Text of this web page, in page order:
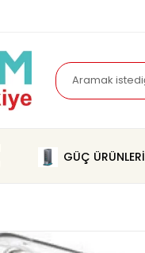
GÜÇ ÜRÜNLERİ